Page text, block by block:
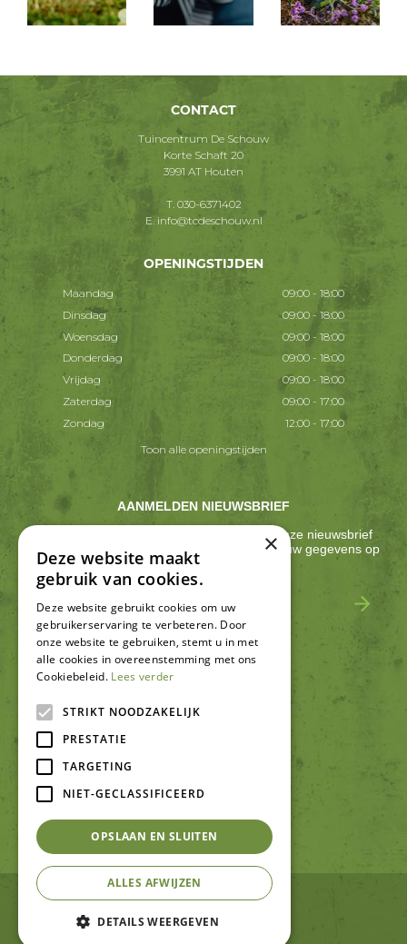
CONTACT
Tuincentrum De Schouw
Korte Schaft 20
3991 AT Houten
T. 030-6371402
E. info@tcdeschouw.nl
OPENINGSTIJDEN
Maandag
09:00 - 18:00
Dinsdag
09:00 - 18:00
Woensdag
09:00 - 18:00
Donderdag
09:00 - 18:00
Vrijdag
09:00 - 18:00
Zaterdag
09:00 - 17:00
Zondag
12:00 - 17:00
Toon alle openingstijden
AANMELDEN NIEUWSBRIEF
Ontvang ongeveer één keer per 2 weken onze nieuwsbrief
met acties, nieuws & activiteiten! We slaan jouw gegevens op
conform onze
© Tuincentrum De Schouw
Tuincentrum Overzicht
×
Deze website maakt
gebruik van cookies.
Deze website gebruikt cookies om uw
gebruikerservaring te verbeteren. Door
onze website te gebruiken, stemt u in met
alle cookies in overeenstemming met ons
Cookiebeleid. Lees verder
STRIKT NOODZAKELIJK
PRESTATIE
TARGETING
NIET-GECLASSIFICEERD
OPSLAAN EN SLUITEN
ALLES AFWIJZEN
DETAILS WEERGEVEN